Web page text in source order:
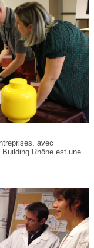
avec
Rhône est une